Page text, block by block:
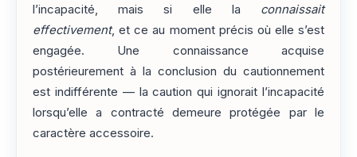
l’incapacité, mais si elle la connaissait
effectivement, et ce au moment précis où elle s’est
engagée. Une connaissance acquise
postérieurement à la conclusion du cautionnement
est indifférente — la caution qui ignorait l’incapacité
lorsqu’elle a contracté demeure protégée par le
caractère accessoire.